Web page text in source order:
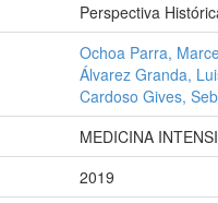
Perspectiva
Ochoa Parra,
Álvarez Granda,
Cardoso Gives,
MEDICINA
2019